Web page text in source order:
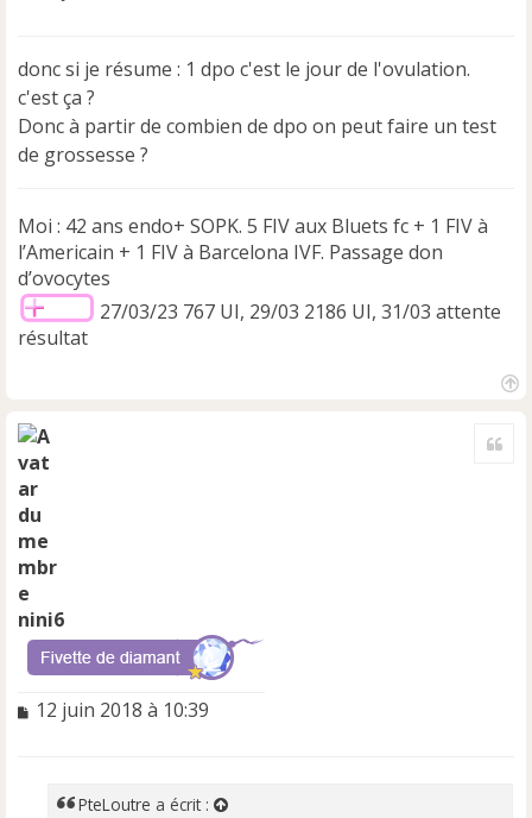
a
g
e
n
o
l
u
donc si je résume : 1 dpo c'est le jour de l'ovulation.
c'est ça ?
Donc à partir de combien de dpo on peut faire un test
de grossesse ?
Moi : 42 ans endo+ SOPK. 5 FIV aux Bluets fc + 1 FIV à
l’Americain + 1 FIV à Barcelona IVF. Passage don
d’ovocytes
27/03/23 767 UI, 29/03 2186 UI, 31/03 attente
résultat
nini6
M12 juin 2018 à 10:39
PteLoutre a écrit :